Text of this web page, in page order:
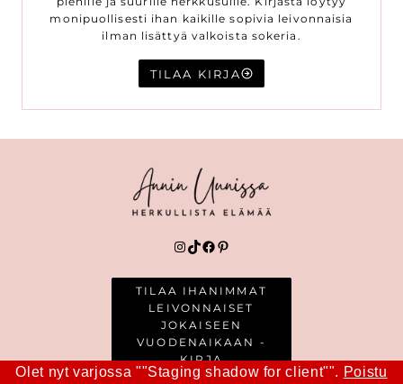
monipuollisesti ihan kaikille sopivia leivonnaisia
ilman lisättyä valkoista sokeria.
TILAA KIRJA
Instagram
TikTok
Facebook
Pinterest
TILAA IHANIMMAT
LEIVONNAISET
JOKAISEEN
VUODENAIKAAN -
KIRJA
Olet nyt varjossa ""Staging shadow for client"". Poistu